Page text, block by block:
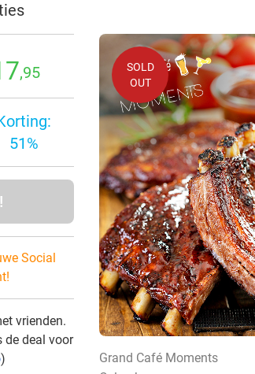
,95
51%
Social
vrienden.
de deal voor
)
SOLD
OUT
Grand Café Moments